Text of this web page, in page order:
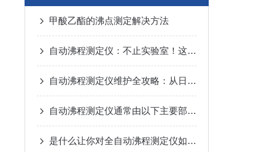
甲酸乙酯的沸点测定解决方法
自动沸程测定仪：不止实验室！这些关键领域都在用它“精准控温”
自动沸程测定仪维护全攻略：从日常养护到故障预防，一步到位！
自动沸程测定仪通常由以下主要部件组成
是什么让你对全自动沸程测定仪如此看好的